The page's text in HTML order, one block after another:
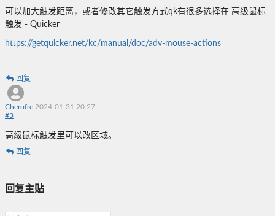
可以加大触发距离，或者修改其它触发方式qk有很多选择在 高级鼠标
触发 - Quicker
https://getquicker.net/kc/manual/doc/adv-mouse-actions
回复
Cherofre 2024-01-31 20:27
#3
高级鼠标触发里可以改区域。
回复
回复主贴